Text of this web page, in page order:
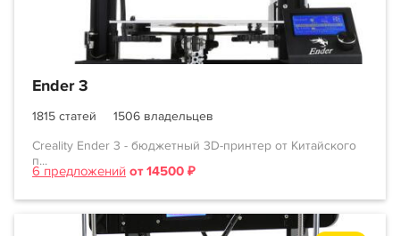
Ender 3
1815 статей
1506 владельцев
Creality Ender 3 - бюджетный 3D-принтер от Китайского
п...
6 предложений от 14500 ₽